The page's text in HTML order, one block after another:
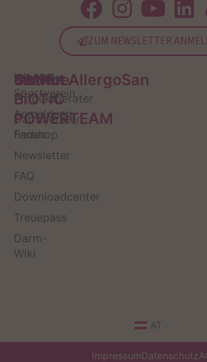
ZUM NEWSLETTER
Service
Kontakt
Produktberater
Darmberater
finden
Newsletter
FAQ
Downloadcenter
Treuepass
Darm-
Wiki
OMNi-
BiOTiC
POWERTEAM
Infos zum
Sportverein
Anmeldung
Fanshop
Institut AllergoSan
AT
ImpressumDatenschutz